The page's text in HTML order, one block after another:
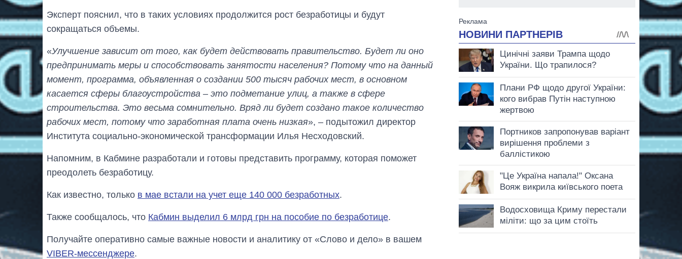
Эксперт пояснил, что в таких условиях продолжится рост безработицы и будут
сокращаться объемы.
«Улучшение зависит от того, как будет действовать правительство. Будет ли оно
предпринимать меры и способствовать занятости населения? Потому что на данный
момент, программа, объявленная о создании 500 тысяч рабочих мест, в основном
касается сферы благоустройства – это подметание улиц, а также в сфере
строительства. Это весьма сомнительно. Вряд ли будет создано такое количество
рабочих мест, потому что заработная плата очень низкая», – подытожил директор
Института социально-экономической трансформации Илья Несходовский.
Напомним, в Кабмине разработали и готовы представить программу, которая поможет
преодолеть безработицу.
Как известно, только в мае встали на учет еще 140 000 безработных.
Также сообщалось, что Кабмин выделил 6 млрд грн на пособие по безработице.
Получайте оперативно самые важные новости и аналитику от «Слово и дело» в вашем
VIBER-мессенджере.